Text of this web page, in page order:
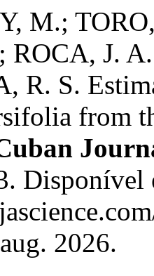
M.;
ROCA, J.
R. S.
from
Disponível
2026.